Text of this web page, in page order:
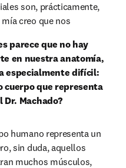
son, prácticamente,
creo que nos
parece que no hay
en nuestra anatomía,
especialmente difícil:
cuerpo que representa
Machado?
humano representa un
sin duda, aquellos
muchos músculos,